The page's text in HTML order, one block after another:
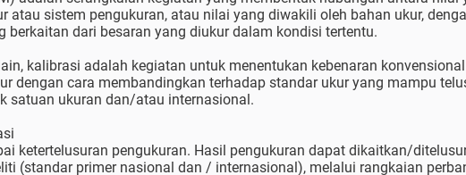
atau sistem pengukuran, atau nilai yang diwakili oleh bahan ukur,
berkaitan dari besaran yang diukur dalam kondisi tertentu.
kalibrasi adalah kegiatan untuk menentukan kebenaran
dengan cara membandingkan terhadap standar ukur yang mampu
satuan ukuran dan/atau internasional.
ketertelusuran pengukuran. Hasil pengukuran dapat dikaitkan/
(standar primer nasional dan / internasional), melalui rangkaian